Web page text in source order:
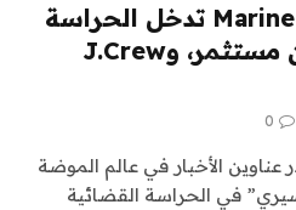
يجب أن تقرأ: Marine Serre تدخل الحراسة
القضائية، وتبحث عن مستثمر، وJ.Crew
0
الأخبار في عالم الموضة
في الحراسة القضائية